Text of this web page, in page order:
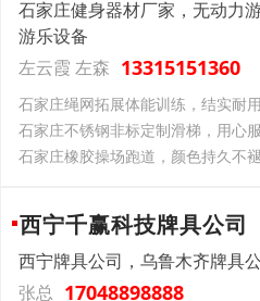
石家庄健身器材厂家，无动力
游乐设备
左云霞 左森 13315151360
石家庄绳网拓展体能训练，结实耐
石家庄不锈钢非标定制滑梯，用心
石家庄橡胶操场跑道，颜色持久不褪
西宁千赢科技牌具公司
西宁牌具公司，乌鲁木齐牌具
张总 17048898888